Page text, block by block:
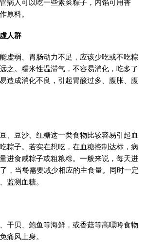
病人可以吃一些素菜粽子，内馅可用香
原料。
人群
虚弱、胃肠动力不足，应该少吃或不吃粽
之。糯米性温滞气，不容易消化，吃多了
造成消化不良，引起胃酸过多、腹胀、腹
、豆沙、红糖这一类食物比较容易引起血
粽子。若实在想吃，在血糖控制达标，病
进食咸粽子或粗粮粽。一般来说，每天进
，当餐需要减少相应的主食量。同时一定
监测血糖。
干贝、鲍鱼等海鲜，或香菇等高嘌呤食物
痛风上身。